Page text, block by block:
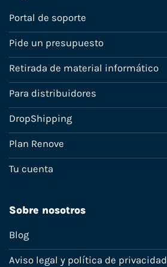
Portal de soporte
Pide un presupuesto
Retirada de material informático
Para distribuidores
DropShipping
Plan Renove
Tu cuenta
Sobre nosotros
Blog
Aviso legal y política de privacidad